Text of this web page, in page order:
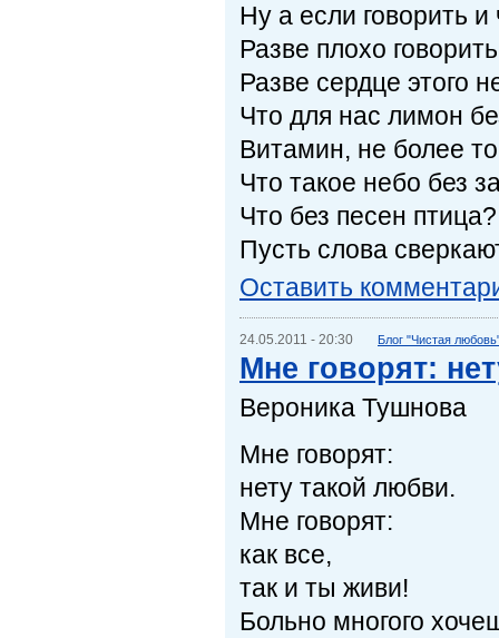
Ну а если говорить и
Разве плохо
Разве сердце этого
Что для нас лимон
Витамин, не более
Что такое небо без
Что без песен
Пусть слова
Оставить
24.05.2011 - 20:30 Блог "Чистая
Мне говорят:
Вероника Тушнова
Мне говорят:
нету такой любви.
Мне говорят:
как все,
так и ты живи!
Больно многого